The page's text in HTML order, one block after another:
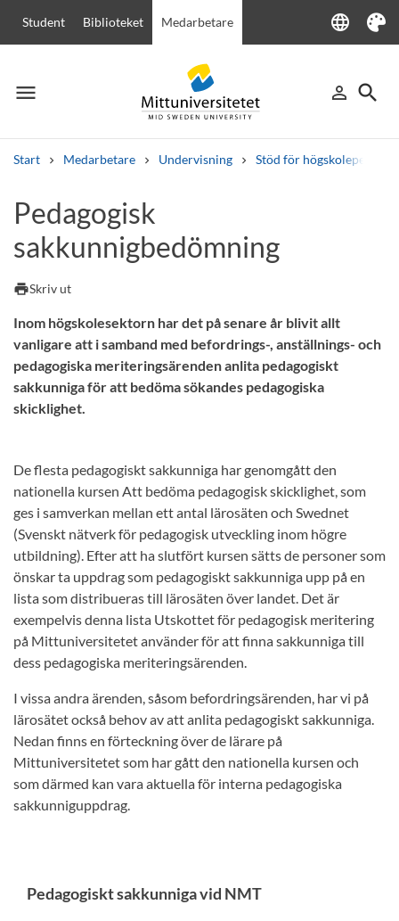
Student Biblioteket Medarbetare language
Language
Tema
menu
Meny person_outline
Logga in
search
Sök
Start Medarbetare Undervisning Stöd för
Andra söktjänster
Kurser och programKursplanerVälkomstbrev
Pedagogisk
sakkunnigbedömning
printSkriv ut
Inom högskolesektorn har det på senare år blivit allt
vanligare att i samband med befordrings-, anställnings- och
pedagogiska meriteringsärenden anlita pedagogiskt
sakkunniga för att bedöma sökandes pedagogiska
skicklighet.
De flesta pedagogiskt sakkunniga har genomgått den
nationella kursen Att bedöma pedagogisk skicklighet, som
ges i samverkan mellan ett antal lärosäten och Swednet
(Svenskt nätverk för pedagogisk utveckling inom högre
utbildning). Efter att ha slutfört kursen sätts de personer som
önskar ta uppdrag som pedagogiskt sakkunniga upp på en
lista som distribueras till lärosäten över landet. Det är
exempelvis denna lista Utskottet för pedagogisk meritering
på Mittuniversitetet använder för att finna sakkunniga till
dess pedagogiska meriteringsärenden.
I vissa andra ärenden, såsom befordringsärenden, har vi på
lärosätet också behov av att anlita pedagogiskt sakkunniga.
Nedan finns en förteckning över de lärare på
Mittuniversitetet som har gått den nationella kursen och
som därmed kan vara aktuella för interna pedagogiska
sakkunniguppdrag.
Pedagogiskt sakkunniga vid NMT